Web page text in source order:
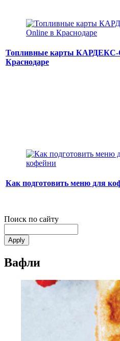
Топливные карты КАРДЕКС-
Краснодаре
Как подготовить меню для
Поиск по сайту
Вафли